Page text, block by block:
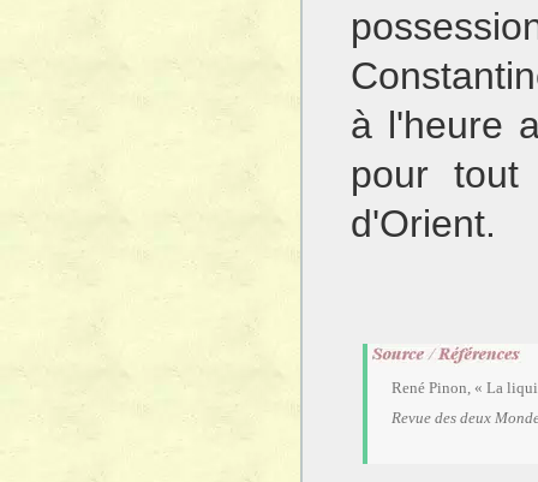
à l'heure
pour tout
d'Orient.
René Pinon, « La
Revue des deux